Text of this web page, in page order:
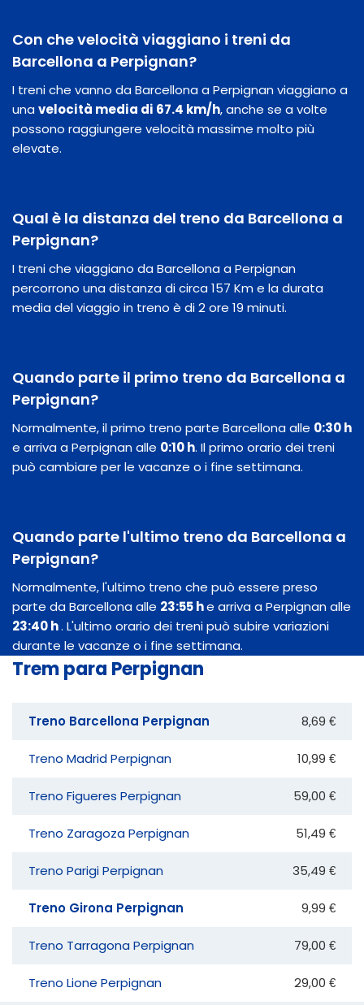
Con che velocità viaggiano i treni da
Barcellona a Perpignan?
I treni che vanno da Barcellona a Perpignan viaggiano a
unavelocità media di 67.4 km/h, anche se a volte
possono raggiungere velocità massime molto più
elevate.
Qual è la distanza del treno da Barcellona a
Perpignan?
I treni che viaggiano da Barcellona a Perpignan
percorrono una distanza di circa 157 Km e la durata
media del viaggio in treno è di 2 ore 19 minuti.
Quando parte il primo treno da Barcellona a
Perpignan?
Normalmente, il primo treno parte Barcellona alle 0:30 h
e arriva a Perpignan alle 0:10 h. Il primo orario dei treni
può cambiare per le vacanze o i fine settimana.
Quando parte l'ultimo treno da Barcellona a
Perpignan?
Normalmente, l'ultimo treno che può essere preso
parte da Barcellona alle 23:55 he arriva a Perpignan alle
23:40 h. L'ultimo orario dei treni può subire variazioni
durante le vacanze o i fine settimana.
Trem para Perpignan
Treno Barcellona Perpignan 8,69 €
Treno Madrid Perpignan 10,99 €
Treno Figueres Perpignan 59,00 €
Treno Zaragoza Perpignan 51,49 €
Treno Parigi Perpignan 35,49 €
Treno Girona Perpignan 9,99 €
Treno Tarragona Perpignan 79,00 €
Treno Lione Perpignan 29,00 €